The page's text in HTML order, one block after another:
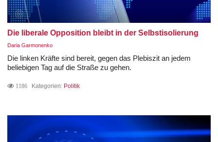
Die liberale Opposition bleibt in der Selbstisolierung
Daria Garmonenko
Die linken Kräfte sind bereit, gegen das Plebiszit an jedem
beliebigen Tag auf die Straße zu gehen.
1186 Kategorien: Politik